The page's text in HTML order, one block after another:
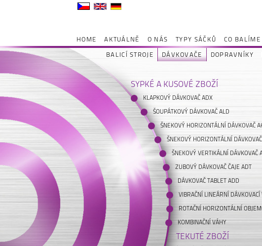
HOME AKTUÁLNĚ O NÁS TYPY SÁČKŮ CO BALÍME
BALICÍ STROJE DÁVKOVAČE DOPRAVNÍKY
SYPKÉ A KUSOVÉ ZBOŽÍ
KLAPKOVÝ DÁVKOVAČ ADX
ŠOUPÁTKOVÝ DÁVKOVAČ ALD
ŠNEKOVÝ HORIZONTÁLNÍ DÁVKOVAČ
ŠNEKOVÝ HORIZONTÁLNÍ
ŠNEKOVÝ VERTIKÁLNÍ DÁVKOVAČ
ZUBOVÝ DÁVKOVAČ ČAJE ADT
DÁVKOVAČ TABLET ADD
VIBRAČNÍ LINEÁRNÍ DÁVKOVACÍ
ROTAČNÍ HORIZONTÁLNÍ
KOMBINAČNÍ VÁHY
TEKUTÉ ZBOŽÍ